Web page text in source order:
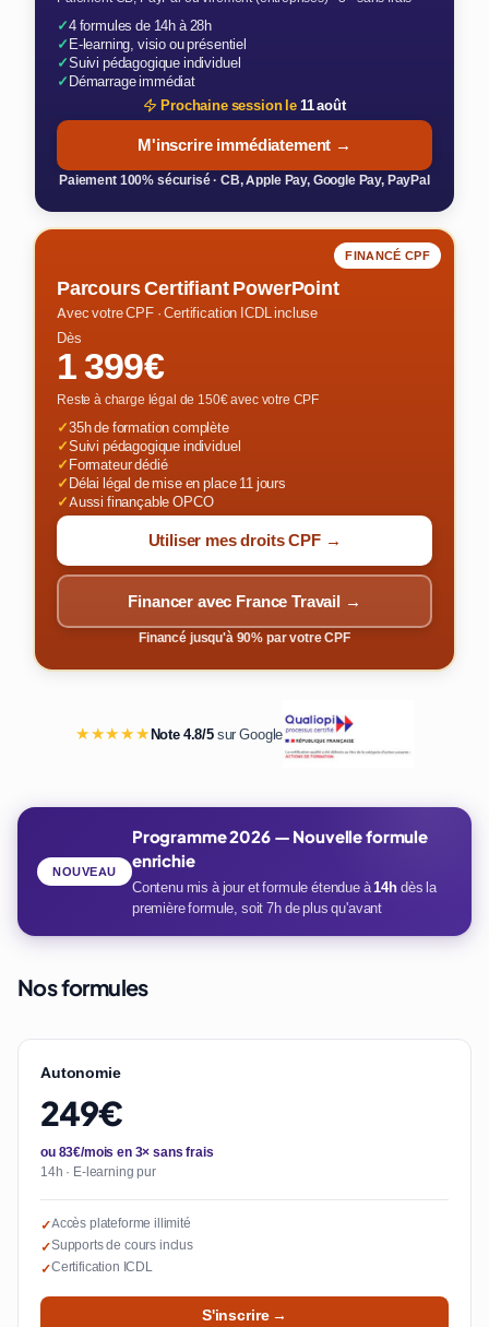
✓4 formules de 14h à 28h
✓E-learning, visio ou présentiel
✓Suivi pédagogique individuel
✓Démarrage immédiat
Prochaine session le11 août
M'inscrire immédiatement →
Paiement 100% sécurisé · CB, Apple Pay, Google Pay, PayPal
FINANCÉ CPF
Parcours Certifiant PowerPoint
Avec votre CPF · Certification ICDL incluse
Dès
1 399€
Reste à charge légal de 150€ avec votre CPF
✓35h de formation complète
✓Suivi pédagogique individuel
✓Formateur dédié
✓Délai légal de mise en place 11 jours
✓Aussi finançable OPCO
Utiliser mes droits CPF →
Financer avec France Travail →
Financé jusqu'à 90% par votre CPF
★★★★★Note 4.8/5sur Google
Programme 2026 — Nouvelle formule
enrichie
Contenu mis à jour et formule étendue à14hdès la
première formule, soit 7h de plus qu'avant
NOUVEAU
Nos formules
Autonomie
249€
ou 83€/mois en 3× sans frais
14h · E-learning pur
✓Accès plateforme illimité
✓Supports de cours inclus
✓Certification ICDL
S'inscrire →